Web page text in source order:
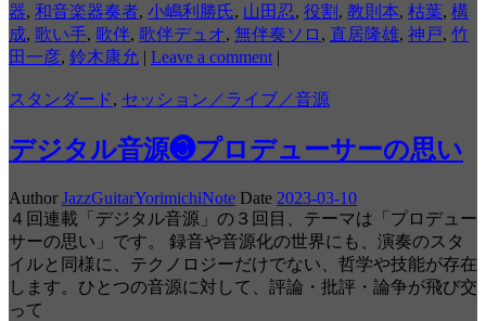
器, 和音楽器奏者, 小嶋利勝氏, 山田忍, 役割 , 教則本, 枯葉, 構
成, 歌い手, 歌伴, 歌伴デュオ, 無伴奏ソロ , 直居隆雄, 神戸, 竹
田一彦, 鈴木康允 | Leave a comment |
スタンダード, セッション／ライブ／音源
デジタル音源❸プロデューサーの思い
Author JazzGuitarYorimichiNote Date 2023-03-10
４回連載「デジタル音源」の３回目、テーマは「プロデュー
サーの思い」です。 録音や音源化の世界にも、演奏のスタ
イルと同様に、テクノロジーだけでない、哲学や技能が存在
します。ひとつの音源に対して、評論・批評・論争が飛び交
って